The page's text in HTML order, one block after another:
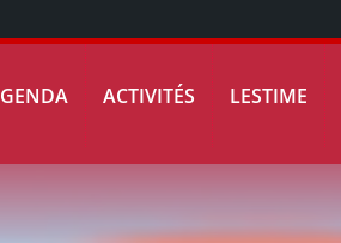
ACTIVITÉS LESTIME